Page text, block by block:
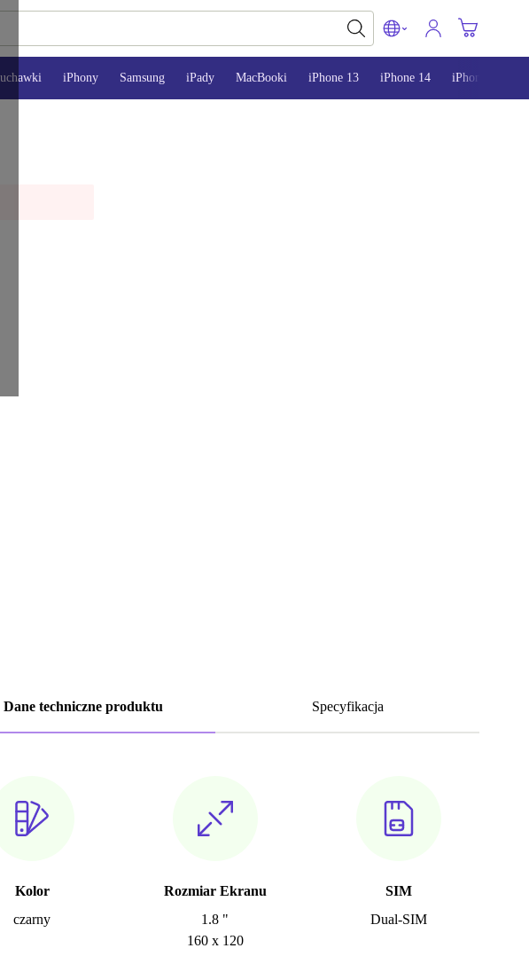
iPhony Samsung iPady MacBooki iPhone 13 iPhone 14 iPhone 15
Dane techniczne produktu Specyfikacja
Kolor
czarny
Rozmiar Ekranu
1.8 "
160 x 120
SIM
Dual-SIM